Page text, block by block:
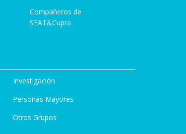
Compañeros de
SEAT&Cupra
Investigación
Personas Mayores
Otros Grupos